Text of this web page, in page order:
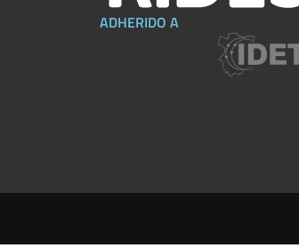
ADHERIDO A